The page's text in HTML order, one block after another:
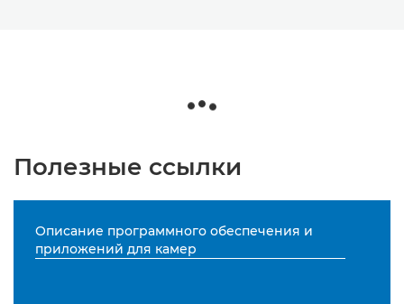
Полезные ссылки
Описание программного обеспечения и
приложений для камер